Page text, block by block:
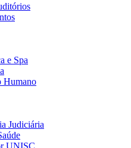
e Spa
Humano
Judiciária
UNISC